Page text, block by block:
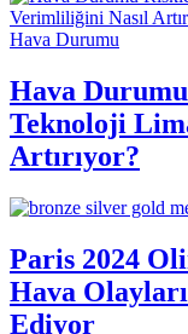
Hava Durumu
Hava
Teknoloji
Artırıyor?
Paris 2024
Hava
Ediyor